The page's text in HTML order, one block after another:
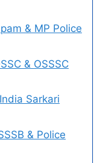
& MP Police
& OSSSC
Sarkari
& Police